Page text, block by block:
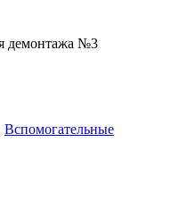
демонтажа №3
Вспомогательные